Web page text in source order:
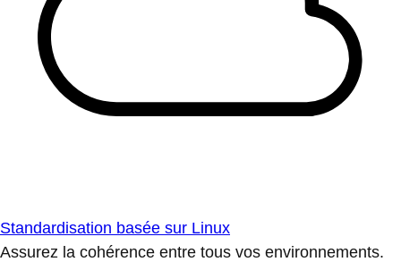
Standardisation basée sur Linux
Assurez la cohérence entre tous vos environnements.